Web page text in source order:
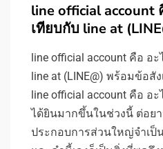
line official account
เทียบกับ line at
line official account คือ อ
line at (LINE@) พร้อมข้อสั
line official account คือ อ
ได้ยินมากขึ้นในช่วงนี้ ต่อย
ประกอบการส่วนใหญ่จำเป็